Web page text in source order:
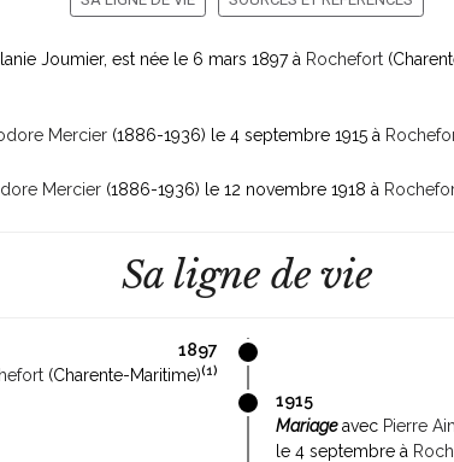
Joumier, est née le 6 mars 1897 à Rochefort
Mercier (1886-1936) le 4 septembre 1915 à
Mercier (1886-1936) le 12 novembre 1918 à
Sa ligne de vie
1897
(Charente-Maritime)(1)
1915
Mariageavec Pierre
le 4 septembre à